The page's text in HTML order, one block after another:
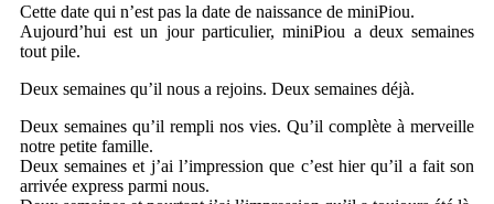
Cette date qui n’est pas la date de naissance de miniPiou.
Aujourd’hui est un jour particulier, miniPiou a deux semaines
tout pile.
Deux semaines qu’il nous a rejoins. Deux semaines déjà.
Deux semaines qu’il rempli nos vies. Qu’il complète à merveille
notre petite famille.
Deux semaines et j’ai l’impression que c’est hier qu’il a fait son
arrivée express parmi nous.